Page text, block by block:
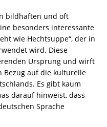
bildhaften und oft
besonders interessante
wie Hechtsuppe“, der in
wird. Diese
Ursprung und wirft
Bezug auf die kulturelle
Es gibt kaum
darauf hinweist, dass
Sprache